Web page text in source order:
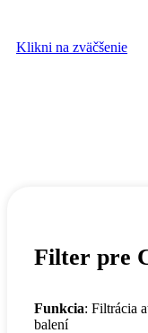
Klikni na zväčšenie
Filter pre
Funkcia: Filtrácia
balení